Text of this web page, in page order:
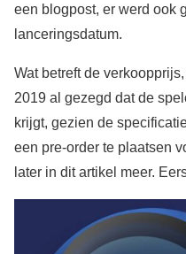
een blogpost, er werd ook
lanceringsdatum.
Wat betreft de
2019 al gezegd dat de
krijgt, gezien de
een pre-order te plaatsen
later in dit artikel meer.